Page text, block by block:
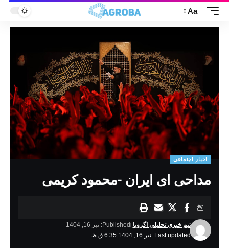
Aa
اخبار اجتماعی
مداحی ای ایران -محمود کریمی
Last updated: تیر 16, 1404 6:35 ق.ظ
تیم خبری تحلیلی اگروبا Published: تیر 16, 1404